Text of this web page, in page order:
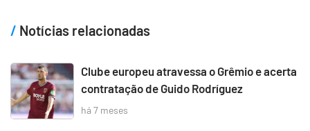
Notícias relacionadas
Clube europeu atravessa o Grêmio e acerta
contratação de Guido Rodríguez
há 7 meses